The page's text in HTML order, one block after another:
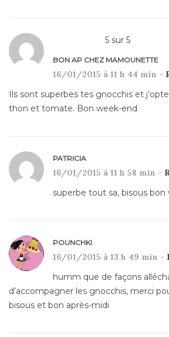
5 sur 5
BON AP CHEZ MAMOUNETTE
16/01/2015 à 11 h 44 min -
Ils sont superbes tes gnocchis et
thon et tomate. Bon week-end
PATRICIA
16/01/2015 à 11 h 58 min -
superbe tout sa, bisous bon
POUNCHKI
16/01/2015 à 13 h 49 min -
humm que de façons
d’accompagner les gnocchis, merci
bisous et bon après-midi